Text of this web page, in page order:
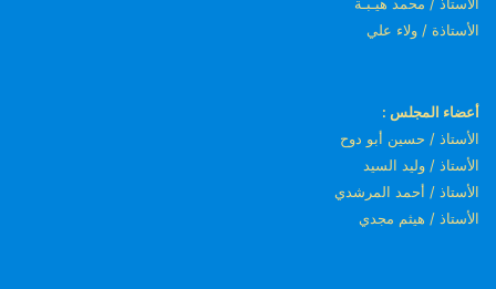
الأستاذة / ولاء علي
أعضاء المجلس :
الأستاذ / حسين أبو دوح
الأستاذ / وليد السيد
الأستاذ / أحمد المرشدي
الأستاذ / هيثم مجدي